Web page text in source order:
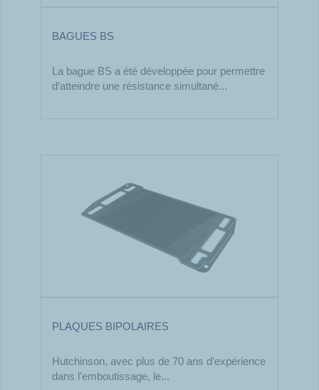
BAGUES BS
La bague BS a été développée pour permettre
d’atteindre une résistance simultané...
PLAQUES BIPOLAIRES
Hutchinson, avec plus de 70 ans d’expérience
dans l’emboutissage, le...